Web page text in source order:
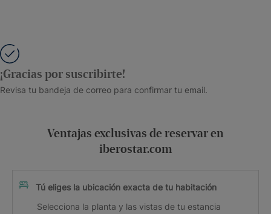
¡Gracias por suscribirte!
Revisa tu bandeja de correo para confirmar tu email.
Ventajas exclusivas de reservar en
iberostar.com
Tú eliges la ubicación exacta de tu habitación
Selecciona la planta y las vistas de tu estancia